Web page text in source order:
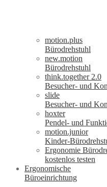
motion.plus
Bürodrehstuhl
new.motion
Bürodrehstuhl
think.together 2.0
Besucher- und
slide
Besucher- und
hoxter
Pendel- und
motion.junior
Kinder-
Ergonomie
kostenlos testen
Ergonomische
Büroeinrichtung